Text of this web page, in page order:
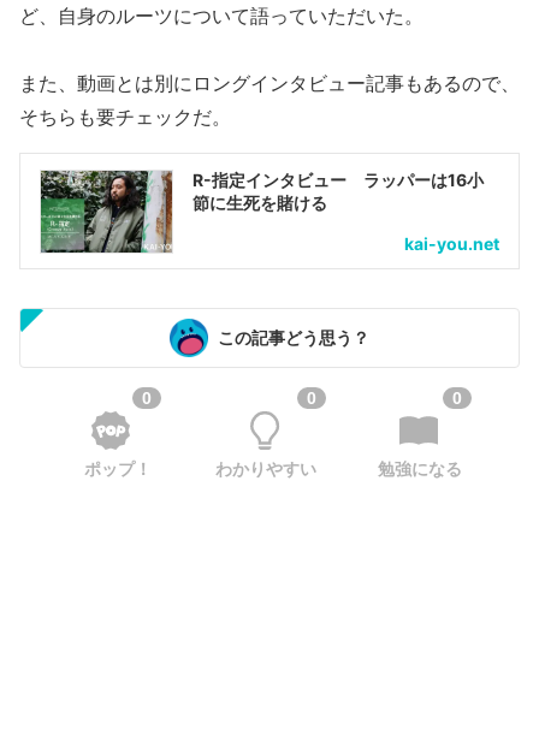
ど、自身のルーツについて語っていただいた。
また、動画とは別にロングインタビュー記事もあるので、
そちらも要チェックだ。
R-指定インタビュー ラッパーは16小
節に生死を賭ける
kai-you.net
この記事どう思う？
0
ポップ！
0
わかりやすい
0
勉強になる